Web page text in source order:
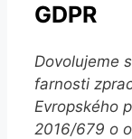
GDPR
Dovolujeme
farnosti
Evropského
2016/679 o